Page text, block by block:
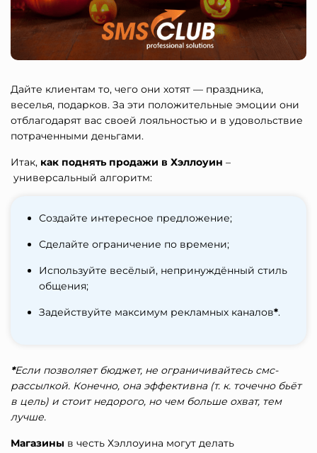
Дайте клиентам то, чего они хотят — праздника,
веселья, подарков. За эти положительные эмоции они
отблагодарят вас своей лояльностью и в удовольствие
потраченными деньгами.
Итак, как поднять продажи в Хэллоуин –
универсальный алгоритм:
Создайте интересное предложение;
Сделайте ограничение по времени;
Используйте весёлый, непринуждённый стиль
общения;
Задействуйте максимум рекламных каналов*.
*Если позволяет бюджет, не ограничивайтесь смс-
рассылкой. Конечно, она эффективна (т. к. точечно бьёт
в цель) и стоит недорого, но чем больше охват, тем
лучше.
Магазины в честь Хэллоуина могут делать